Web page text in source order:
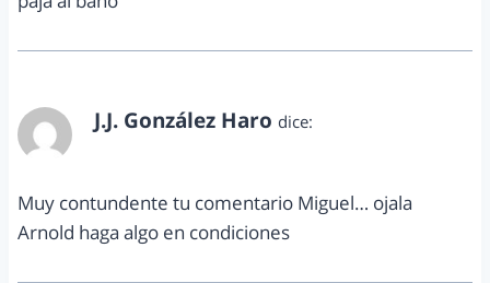
J.J. González Haro dice:
Muy contundente tu comentario Miguel… ojala
Arnold haga algo en condiciones